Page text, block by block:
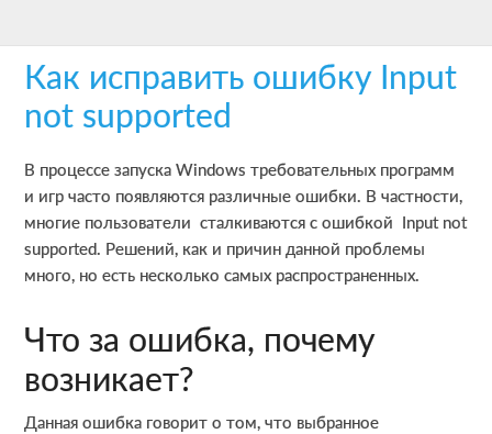
main
content
primary
sidebar
footerКак исправить ошибку Input
not supported
В процессе запуска Windows требовательных программ
и игр часто появляются различные ошибки. В частности,
многие пользователи сталкиваются с ошибкой Input not
supported. Решений, как и причин данной проблемы
много, но есть несколько самых распространенных.
Что за ошибка, почему
возникает?
Данная ошибка говорит о том, что выбранное